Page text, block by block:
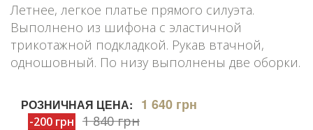
Летнее, легкое платье прямого силуэта.
Выполнено из шифона с эластичной
трикотажной подкладкой. Рукав втачной,
одношовный. По низу выполнены две оборки.
РОЗНИЧНАЯ ЦЕНА: 1 640 грн
-200 грн 1 840 грн